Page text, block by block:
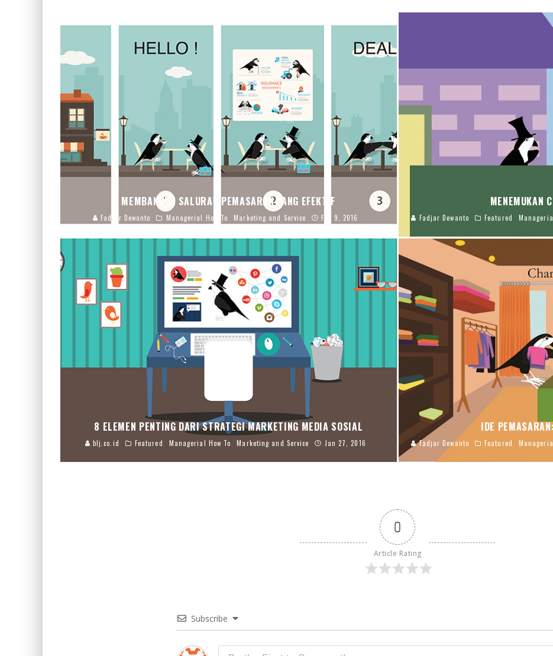
MEMBANGUN SALURAN PEMASARAN YANG EFEKTIF
Fadjar Dewanto Managerial How To Marketing and Service Feb 9, 2016
MENEMUKAN
Fadjar Dewanto Featured
8 ELEMEN PENTING DARI STRATEGI MARKETING MEDIA SOSIAL
blj.co.id Featured Managerial How To Marketing and Service Jan 27, 2016
IDE
Fadjar Dewanto Featured
0
Article Rating
Subscribe